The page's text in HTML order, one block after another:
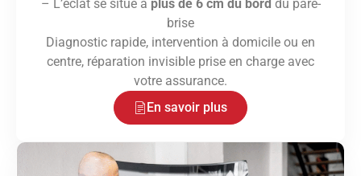
– L’éclat se situe à plus de 6 cm du bord du pare-
brise
Diagnostic rapide, intervention à domicile ou en
centre, réparation invisible prise en charge avec
votre assurance.
En savoir plus